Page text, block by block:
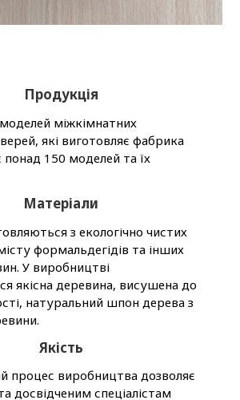
Продукція
міжкімнатних
які виготовляє фабрика
понад 150 моделей та їх
Матеріали
з екологічно чистих
формальдегідів та інших
У виробництві
якісна деревина, висушена до
натуральний шпон дерева з
Якість
процес виробництва дозволяє
досвідченим спеціалістам